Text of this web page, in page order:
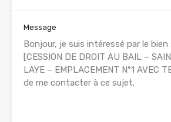
Message